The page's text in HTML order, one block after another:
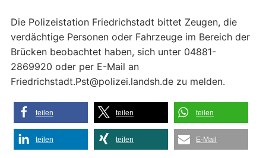
Die Polizeistation Friedrichstadt bittet Zeugen, die
verdächtige Personen oder Fahrzeuge im Bereich der
Brücken beobachtet haben, sich unter 04881-
2869920 oder per E-Mail an
Friedrichstadt.Pst@polizei.landsh.de zu melden.
teilen teilen teilen
teilen teilen E-Mail